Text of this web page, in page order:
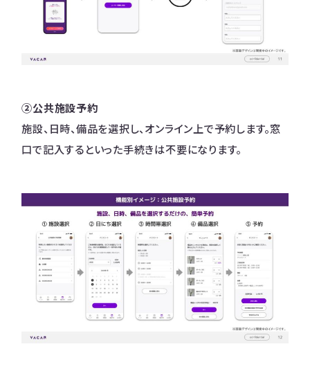
②公共施設予約
施設、日時、備品を選択し、オンライン上で予約します。窓
口で記入するといった手続きは不要になります。